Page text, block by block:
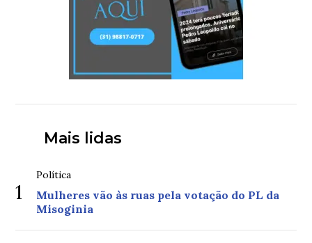
Mais lidas
1
Política
Mulheres vão às ruas pela votação do PL da
Misoginia